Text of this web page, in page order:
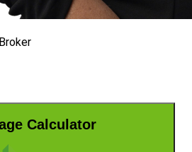
Calculator